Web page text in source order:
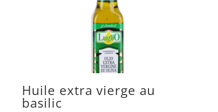
Huile extra vierge au
basilic